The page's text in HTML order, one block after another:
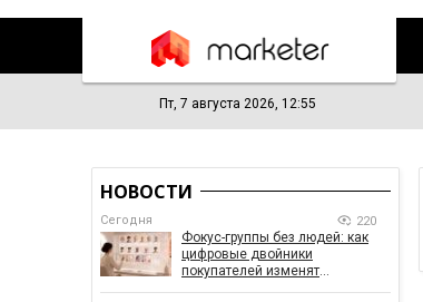
Пт, 7 августа 2026, 12:55
НОВОСТИ
Сегодня 220
Фокус-группы без людей: как
цифровые двойники
покупателей изменят